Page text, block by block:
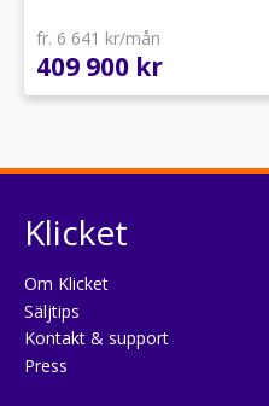
fr. 6 641 kr/mån
409 900 kr
Klicket
Om Klicket
Säljtips
Kontakt & support
Press